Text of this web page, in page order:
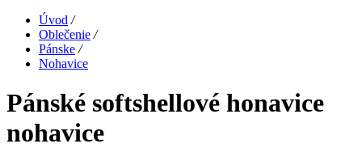
Úvod /
Oblečenie /
Pánske /
Nohavice
Pánské softshellové honavice
nohavice